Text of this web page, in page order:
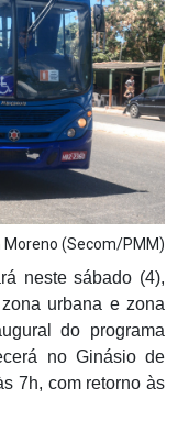
Moreno (Secom/PMM)
neste sábado (4),
urbana e zona
do programa
no Ginásio de
7h, com retorno às